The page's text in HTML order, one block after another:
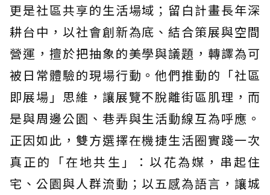
更是社區共享的生活場域；留白計畫長年深
耕台中，以社會創新為底、結合策展與空間
營運，擅於把抽象的美學與議題，轉譯為可
被日常體驗的現場行動。他們推動的「社區
即展場」思維，讓展覽不脫離街區肌理，而
是與周邊公園、巷弄與生活動線互為呼應。
正因如此，雙方選擇在機捷生活圈實踐一次
真正的「在地共生」：以花為媒，串起住
宅、公園與人群流動；以五感為語言，讓城